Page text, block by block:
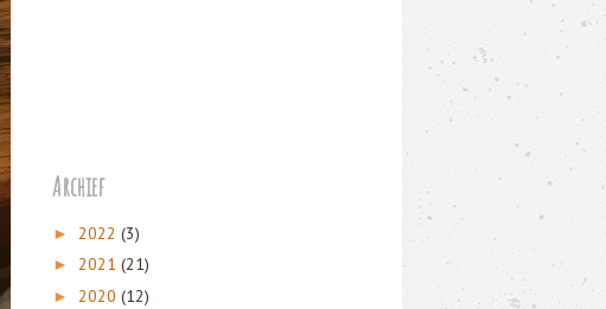
Archief
► 2022 (3)
► 2021 (21)
► 2020 (12)